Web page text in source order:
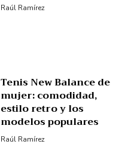
Raúl Ramírez
Tenis New Balance de
mujer: comodidad,
estilo retro y los
modelos populares
Raúl Ramírez